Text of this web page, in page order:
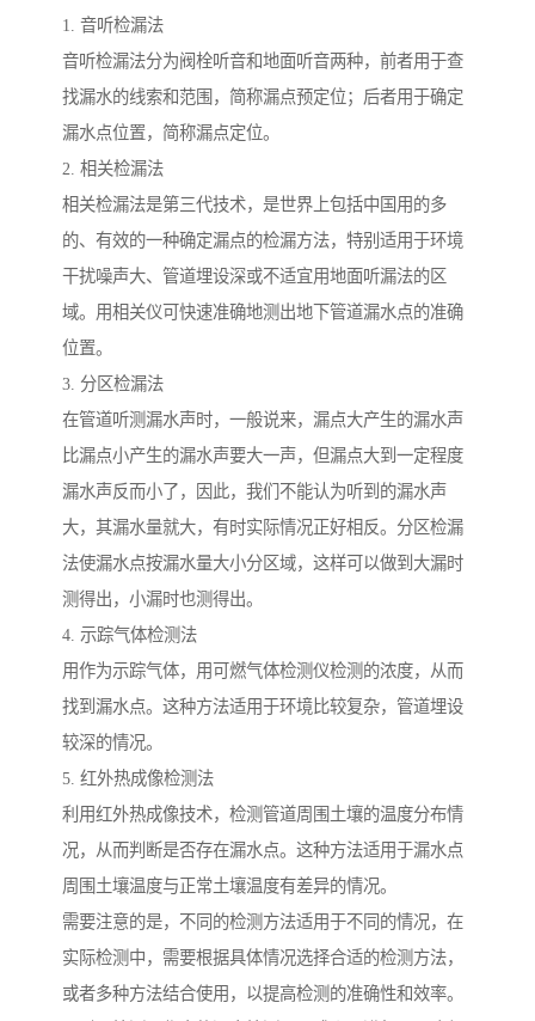
1. 音听检漏法
音听检漏法分为阀栓听音和地面听音两种，前者用于查
找漏水的线索和范围，简称漏点预定位；后者用于确定
漏水点位置，简称漏点定位。
2. 相关检漏法
相关检漏法是第三代技术，是世界上包括中国用的多
的、有效的一种确定漏点的检漏方法，特别适用于环境
干扰噪声大、管道埋设深或不适宜用地面听漏法的区
域。用相关仪可快速准确地测出地下管道漏水点的准确
位置。
3. 分区检漏法
在管道听测漏水声时，一般说来，漏点大产生的漏水声
比漏点小产生的漏水声要大一声，但漏点大到一定程度
漏水声反而小了，因此，我们不能认为听到的漏水声
大，其漏水量就大，有时实际情况正好相反。分区检漏
法使漏水点按漏水量大小分区域，这样可以做到大漏时
测得出，小漏时也测得出。
4. 示踪气体检测法
用作为示踪气体，用可燃气体检测仪检测的浓度，从而
找到漏水点。这种方法适用于环境比较复杂，管道埋设
较深的情况。
5. 红外热成像检测法
利用红外热成像技术，检测管道周围土壤的温度分布情
况，从而判断是否存在漏水点。这种方法适用于漏水点
周围土壤温度与正常土壤温度有差异的情况。
需要注意的是，不同的检测方法适用于不同的情况，在
实际检测中，需要根据具体情况选择合适的检测方法，
或者多种方法结合使用，以提高检测的准确性和效率。